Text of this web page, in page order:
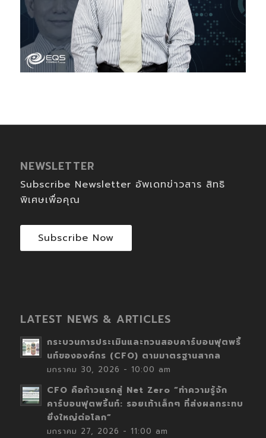
NEWSLETTER
Subscribe Newsletter อัพเดทข่าวสาร สิทธิ
พิเศษเพื่อคุณ
Subscribe Now
LATEST NEWS & ARTICLES
กระบวนการประเมินและทวนสอบคาร์บอนฟุตพริ้
นท์ขององค์กร (CFO) ตามมาตรฐานสากล
มกราคม 30, 2026 - 10:00 am
CFO คือก้าวแรกสู่ Net Zero “ทำความรู้จัก
คาร์บอนฟุตพริ้นท์: รอยเท้าเล็กๆ ที่ส่งผลกระทบ
ยิ่งใหญ่ต่อโลก”
มกราคม 27, 2026 - 11:00 am